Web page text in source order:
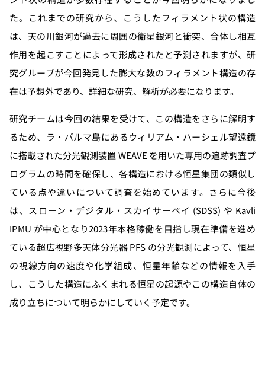
た。これまでの研究から、こうしたフィラメント状の構造
は、天の川銀河が過去に周囲の衛星銀河と衝突、合体し相互
作用を起こすことによって形成されたと予測されますが、研
究グループが今回発見した膨大な数のフィラメント構造の存
在は予想外であり、詳細な研究、解析が必要になります。
研究チームは今回の結果を受けて、この構造をさらに解明す
るため、ラ・パルマ島にあるウィリアム・ハーシェル望遠鏡
に搭載された分光観測装置 WEAVE を用いた専用の追跡調査プ
ログラムの時間を確保し、各構造における恒星集団の類似し
ている点や違いについて調査を始めています。さらに今後
は、スローン・デジタル・スカイサーベイ (SDSS) や Kavli
IPMU が中心となり2023年本格稼働を目指し現在準備を進め
ている超広視野多天体分光器 PFS の分光観測によって、恒星
の視線方向の速度や化学組成、恒星年齢などの情報を入手
し、こうした構造にふくまれる恒星の起源やこの構造自体の
成り立ちについて明らかにしていく予定です。